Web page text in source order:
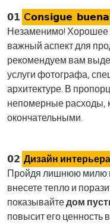
𝟬𝟭 C𝗼𝗻𝘀𝗶𝗴𝘂𝗲
Незаменимо! Хорошее
важный аспект для
рекомендуем вам
услуги фотографа,
архитектуре. В
непомерные расходы,
окончательными.
𝟬𝟮 Дизайн
Пройдя лишнюю милю
внесете тепло и
показывайтедом
повысит его ценность